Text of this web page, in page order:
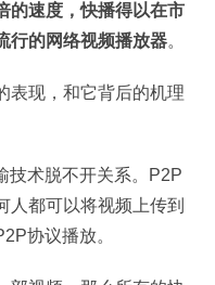
的速度，快播得以在市
行的网络视频播放器。
表现，和它背后的机理
技术脱不开关系。P2P
人都可以将视频上传到
协议播放。